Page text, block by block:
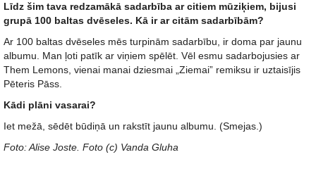
Līdz šim tava redzamākā sadarbība ar citiem mūziķiem, bijusi
grupā 100 baltas dvēseles. Kā ir ar citām sadarbībām?
Ar 100 baltas dvēseles mēs turpinām sadarbību, ir doma par jaunu
albumu. Man ļoti patīk ar viņiem spēlēt. Vēl esmu sadarbojusies ar
Them Lemons, vienai manai dziesmai „Ziemai” remiksu ir uztaisījis
Pēteris Pāss.
Kādi plāni vasarai?
Iet mežā, sēdēt būdiņā un rakstīt jaunu albumu. (Smejas.)
Foto: Alise Joste. Foto (c) Vanda Gluha